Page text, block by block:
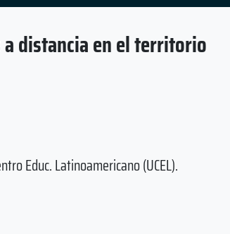
distancia en el territorio
Educ. Latinoamericano (UCEL).